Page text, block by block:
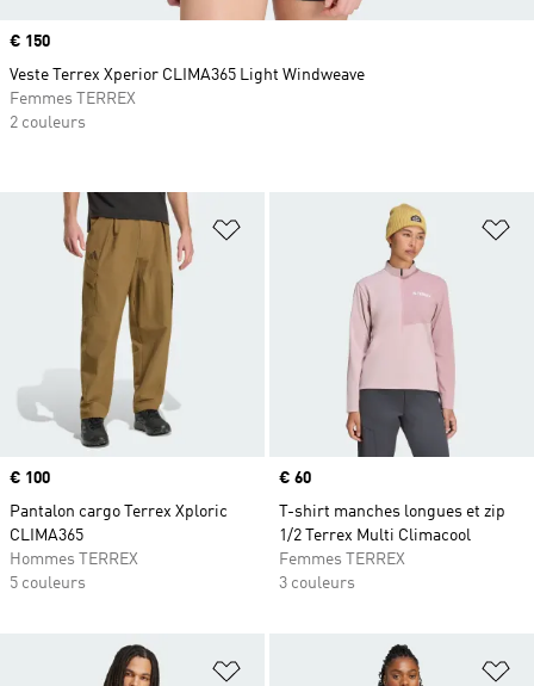
Ajouter à la Liste de produits
Prix
€ 100
Pantalon cargo Terrex Xploric
CLIMA365
Hommes TERREX
5 couleurs
Prix
€ 60
T-shirt manches longues et zip
1/2 Terrex Multi Climacool
Femmes TERREX
3 couleurs
Ajouter à la Liste de produits
Prix
€ 150
Veste Terrex Xperior CLIMA365 Light Windweave
Femmes TERREX
2 couleurs